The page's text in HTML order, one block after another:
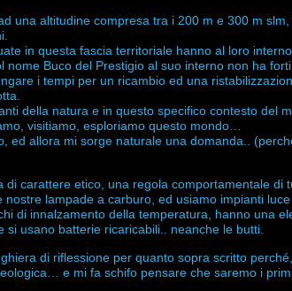
una altitudine compresa tra i 200 m e 300 m slm,
in questa fascia territoriale hanno al loro
nome Buco del Prestigio al suo interno non ha forti
i tempi per un ricambio ed una
della natura e in questo specifico contesto del
visitiamo, esploriamo questo mondo…
ed allora mi sorge naturale una domanda..
di carattere etico, una regola comportamentale di
lampade a carburo, ed usiamo impianti luce
di innalzamento della temperatura, hanno una
usano batterie ricaricabili.. neanche le butti.
di riflessione per quanto sopra scritto perché,
e mi fa schifo pensare che saremo i